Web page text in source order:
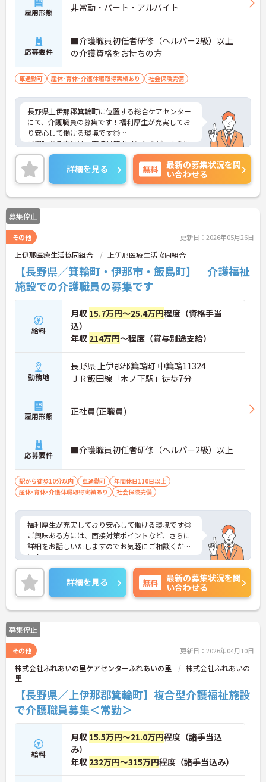
雇用形態 非常勤・パート・アルバイト
応募要件
■介護職員初任者研修（ヘルパー2級）以上
の介護資格をお持ちの方
車通勤可 産休･育休･介護休暇取得実績あり 社会保険完備
長野県上伊那郡箕輪町に位置する総合ケアセンター
にて、介護職員の募集です！福利厚生が充実してお
り安心して働ける環境です◎
ご興味ある方には、面接対策ポイントなど、さらに
詳細をお話しいたしますのでお気軽にご相談くださ
い！
詳細を見る 無料
最新の募集状況を問
い合わせる
募集停止
その他 更新日：2026年05月26日
上伊那医療生活協同組合 上伊那医療生活協同組合
【長野県／箕輪町・伊那市・飯島町】 介護福祉
施設での介護職員の募集です
給料
月収 15.7万円～25.4万円程度（資格手当
込）
年収 214万円～程度（賞与別途支給）
勤務地
長野県 上伊那郡箕輪町 中箕輪11324
ＪＲ飯田線「木ノ下駅」徒歩7分
雇用形態 正社員(正職員)
応募要件 ■介護職員初任者研修（ヘルパー2級）以上
駅から徒歩10分以内 車通勤可
年間休日110日以上
産休･育休･介護休暇取得実績あり
社会保険完備
福利厚生が充実しており安心して働ける環境です◎
ご興味ある方には、面接対策ポイントなど、さらに
詳細をお話しいたしますのでお気軽にご相談くださ
い！
詳細を見る 無料
最新の募集状況を問
い合わせる
募集停止
その他 更新日：2026年04月10日
株式会社ふれあいの里ケアセンターふれあいの里
株式会社ふれあいの
里
【長野県／上伊那郡箕輪町】複合型介護福祉施設
で介護職員募集＜常勤＞
給料
月収 15.5万円～21.0万円程度（諸手当込
み）
年収 232万円～315万円程度（諸手当込み）